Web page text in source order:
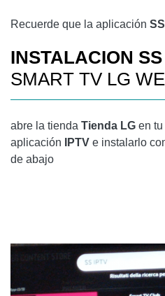
Recuerde que la aplicación
INSTALACION
SMART TV LG
abre la tienda Tienda LG en
aplicación IPTV e instalarlo
de abajo